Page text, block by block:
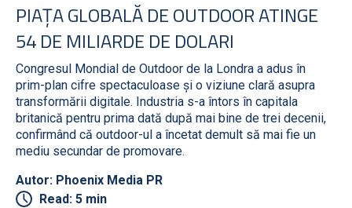
PIAȚA GLOBALĂ DE OUTDOOR ATINGE
54 DE MILIARDE DE DOLARI
Congresul Mondial de Outdoor de la Londra a adus în
prim-plan cifre spectaculoase și o viziune clară asupra
transformării digitale. Industria s-a întors în capitala
britanică pentru prima dată după mai bine de trei decenii,
confirmând că outdoor-ul a încetat demult să mai fie un
mediu secundar de promovare.
Autor: Phoenix Media PR
Read: 5 min